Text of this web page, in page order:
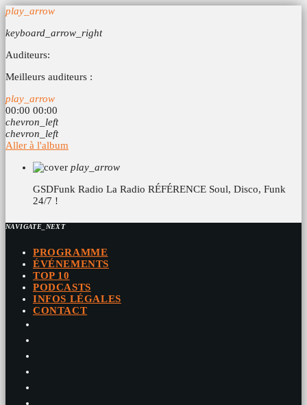
play_arrow
keyboard_arrow_right
Auditeurs:
Meilleurs auditeurs :
play_arrow
00:00 00:00
chevron_left
chevron_left
Aller à l'album
play_arrow
GSDFunk Radio La Radio RÉFÉRENCE Soul, Disco, Funk
24/7 !
NAVIGATE_NEXT
PROGRAMME
ÉVÉNEMENTS
TOP 10
PODCASTS
INFOS LÉGALES
CONTACT